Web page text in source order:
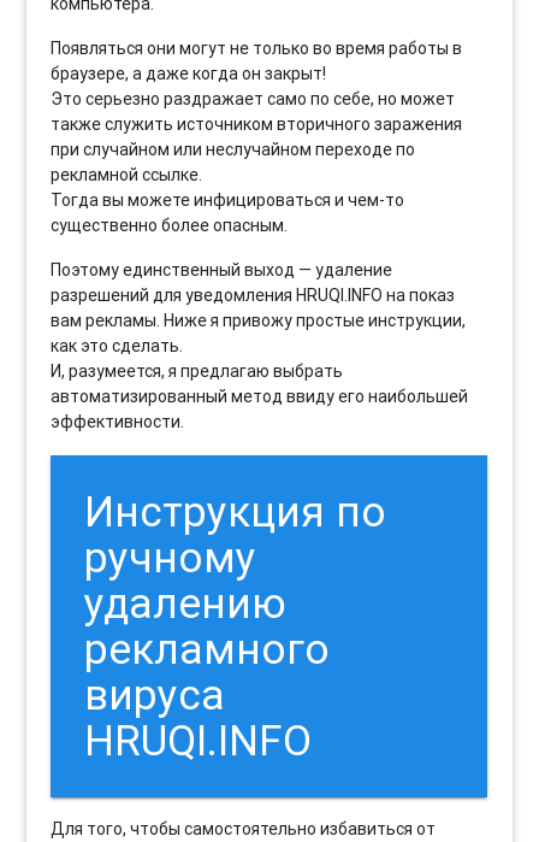
Появляться они могут не только во время работы в
браузере, а даже когда он закрыт!
Это серьезно раздражает само по себе, но может
также служить источником вторичного заражения
при случайном или неслучайном переходе по
рекламной ссылке.
Тогда вы можете инфицироваться и чем-то
существенно более опасным.
Поэтому единственный выход — удаление
разрешений для уведомления HRUQI.INFO на показ
вам рекламы. Ниже я привожу простые инструкции,
как это сделать.
И, разумеется, я предлагаю выбрать
автоматизированный метод ввиду его наибольшей
эффективности.
Инструкция по
ручному
удалению
рекламного
вируса
HRUQI.INFO
Для того, чтобы самостоятельно избавиться от